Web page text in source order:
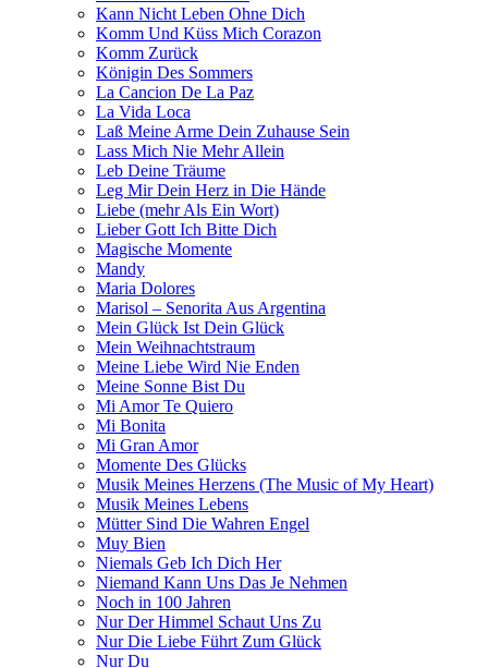
Kann Nicht Leben Ohne Dich
Komm Und Küss Mich Corazon
Komm Zurück
Königin Des Sommers
La Cancion De La Paz
La Vida Loca
Laß Meine Arme Dein Zuhause Sein
Lass Mich Nie Mehr Allein
Leb Deine Träume
Leg Mir Dein Herz in Die Hände
Liebe (mehr Als Ein Wort)
Lieber Gott Ich Bitte Dich
Magische Momente
Mandy
Maria Dolores
Marisol – Senorita Aus Argentina
Mein Glück Ist Dein Glück
Mein Weihnachtstraum
Meine Liebe Wird Nie Enden
Meine Sonne Bist Du
Mi Amor Te Quiero
Mi Bonita
Mi Gran Amor
Momente Des Glücks
Musik Meines Herzens (The Music of My Heart)
Musik Meines Lebens
Mütter Sind Die Wahren Engel
Muy Bien
Niemals Geb Ich Dich Her
Niemand Kann Uns Das Je Nehmen
Noch in 100 Jahren
Nur Der Himmel Schaut Uns Zu
Nur Die Liebe Führt Zum Glück
Nur Du